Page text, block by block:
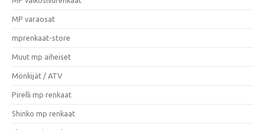
MP varaosat
mprenkaat-store
Muut mp aiheiset
Mönkijät / ATV
Pirelli mp renkaat
Shinko mp renkaat